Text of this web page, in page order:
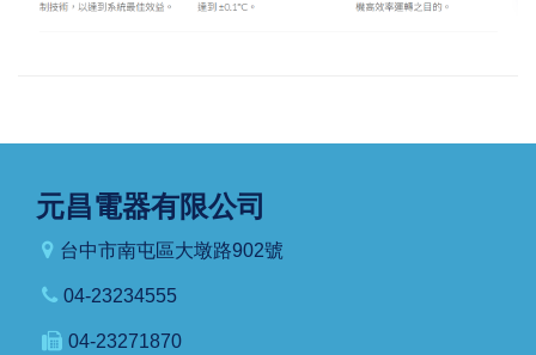
元昌電器有限公司
台中市南屯區大墩路902號
04-23234555
04-23271870